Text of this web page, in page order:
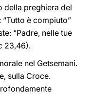
della preghiera del
“Tutto è compiuto”
“Padre, nelle tue
23,46).
nel Getsemani.
sulla Croce.